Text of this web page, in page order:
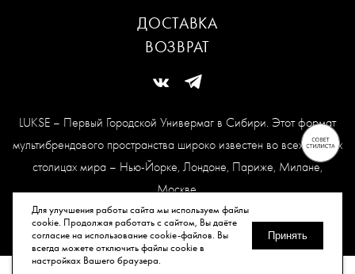
Для улучшения работы сайта мы используем файлы
cookie. Продолжая работать с сайтом, Вы даёте
согласие на использование cookie-файлов. Вы
всегда можете отключить файлы cookie в
настройках Вашего браузера.
Принять
LUKSE – Первый Городской Универмаг в Сибири. Этот формат
мультибрендового пространства широко известен во всех модных
столицах мира – Нью-Йорке, Лондоне, Париже, Милане,
Москве.
Карта сайта
© Все права защищены, 2026.
ДОСТАВКА
ВОЗВРАТ